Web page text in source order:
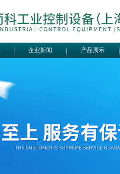
企业新闻 产品展示